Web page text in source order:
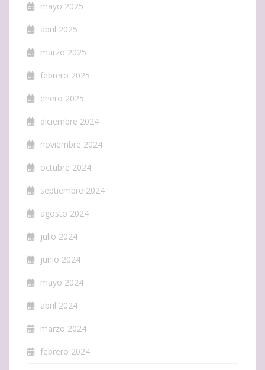
mayo 2025
abril 2025
marzo 2025
febrero 2025
enero 2025
diciembre 2024
noviembre 2024
octubre 2024
septiembre 2024
agosto 2024
julio 2024
junio 2024
mayo 2024
abril 2024
marzo 2024
febrero 2024